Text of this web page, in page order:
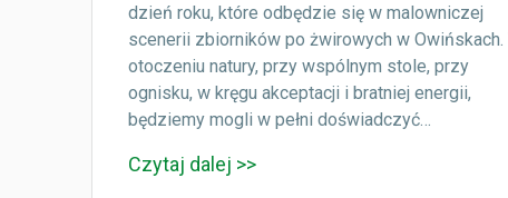
dzień roku, które odbędzie się w malowniczej
scenerii zbiorników po żwirowych w Owińskach.
otoczeniu natury, przy wspólnym stole, przy
ognisku, w kręgu akceptacji i bratniej energii,
będziemy mogli w pełni doświadczyć…